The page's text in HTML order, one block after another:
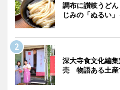
調布に讃岐うど
じみの「ぬるい
深大寺食文化編
売 物語ある土産